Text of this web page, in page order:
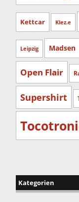
Kettcar Klez.e
Leipzig Madsen
Open Flair
Supershirt
Kategorien